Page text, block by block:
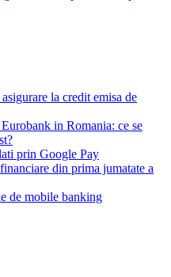
la credit emisa de
in Romania: ce se
prin Google Pay
din prima jumatate a
de mobile banking